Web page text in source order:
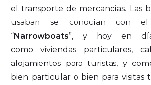
el transporte de mercancías. Las
usaban se conocían con
“Narrowboats”, y hoy en
como viviendas particulares,
alojamientos para turistas, y
bien particular o bien para visitas